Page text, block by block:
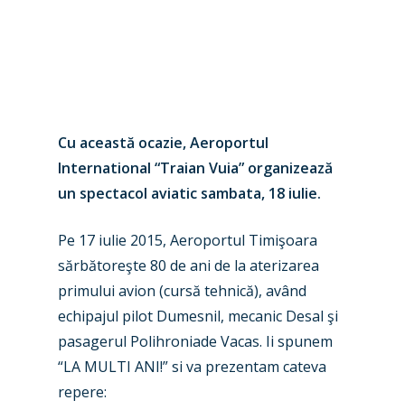
Cu această ocazie, Aeroportul
International “Traian Vuia” organizează
un spectacol aviatic sambata, 18 iulie.
Pe 17 iulie 2015, Aeroportul Timişoara
sărbătoreşte 80 de ani de la aterizarea
primului avion (cursă tehnică), având
echipajul pilot Dumesnil, mecanic Desal şi
pasagerul Polihroniade Vacas. Ii spunem
“LA MULTI ANI!” si va prezentam cateva
repere: